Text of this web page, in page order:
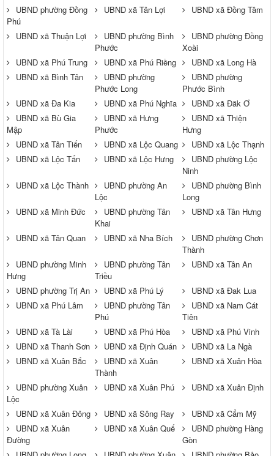
UBND phường Đồng
Phú
UBND xã Tân Lợi UBND xã Đồng Tâm
UBND xã Thuận Lợi
UBND phường Bình
Phước
UBND phường Đồng
Xoài
UBND xã Phú Trung
UBND xã Phú Riềng
UBND xã Long Hà
UBND xã Bình Tân
UBND phường
Phước Long
UBND phường
Phước Bình
UBND xã Đa Kia
UBND xã Phú Nghĩa
UBND xã Đăk Ơ
UBND xã Bù Gia
Mập
UBND xã Hưng
Phước
UBND xã Thiện
Hưng
UBND xã Tân Tiến
UBND xã Lộc Quang
UBND xã Lộc Thạnh
UBND xã Lộc Tấn
UBND xã Lộc Hưng
UBND phường Lộc
Ninh
UBND xã Lộc Thành
UBND phường An
Lộc
UBND phường Bình
Long
UBND xã Minh Đức
UBND phường Tân
Khai
UBND xã Tân Hưng
UBND xã Tân Quan UBND xã Nha Bích
UBND phường Chơn
Thành
UBND phường Minh
Hưng
UBND phường Tân
Triều
UBND xã Tân An
UBND phường Trị An UBND xã Phú Lý
UBND xã Đak Lua
UBND xã Phú Lâm
UBND phường Tân
Phú
UBND xã Nam Cát
Tiên
UBND xã Tà Lài
UBND xã Phú Hòa
UBND xã Phú Vinh
UBND xã Thanh Sơn
UBND xã Định Quán
UBND xã La Ngà
UBND xã Xuân Bắc
UBND xã Xuân
Thành
UBND xã Xuân Hòa
UBND phường Xuân
Lộc
UBND xã Xuân Phú UBND xã Xuân Định
UBND xã Xuân Đông UBND xã Sông Ray
UBND xã Cẩm Mỹ
UBND xã Xuân
Đường
UBND xã Xuân Quế
UBND phường Hàng
Gòn